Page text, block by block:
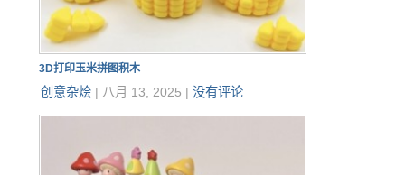
3D打印玉米拼图积木
创意杂烩| 八月 13, 2025 | 没有评论